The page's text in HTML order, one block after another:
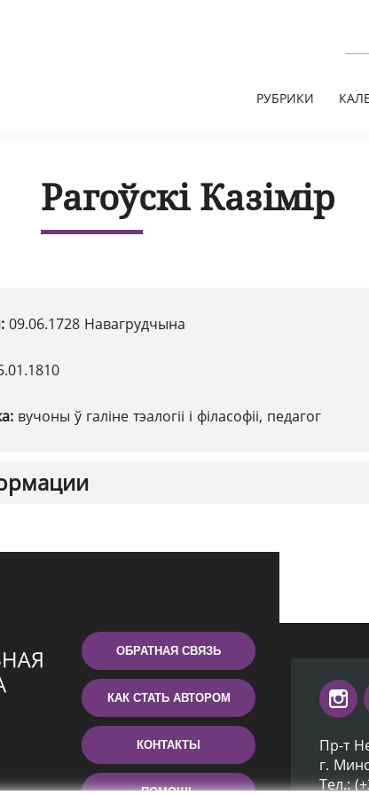
РУБРИКИ
Рагоўскі Казімір
09.06.1728 Навагрудчына
вучоны ў галіне тэалогіі і філасофіі, педагог
ОБРАТНАЯ СВЯЗЬ
КАК СТАТЬ АВТОРОМ
КОНТАКТЫ
ПОМОЩЬ
Пр-т
г.
Тел.: